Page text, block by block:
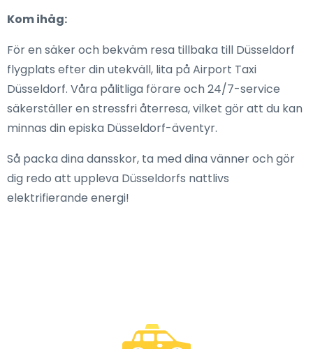
Kom ihåg:
För en säker och bekväm resa tillbaka till Düsseldorf
flygplats efter din utekväll, lita på Airport Taxi
Düsseldorf. Våra pålitliga förare och 24/7-service
säkerställer en stressfri återresa, vilket gör att du kan
minnas din episka Düsseldorf-äventyr.
Så packa dina dansskor, ta med dina vänner och gör
dig redo att uppleva Düsseldorfs nattlivs
elektrifierande energi!